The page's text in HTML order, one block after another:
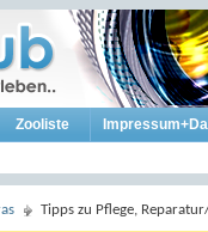
Zooliste
Tipps zu Pflege,